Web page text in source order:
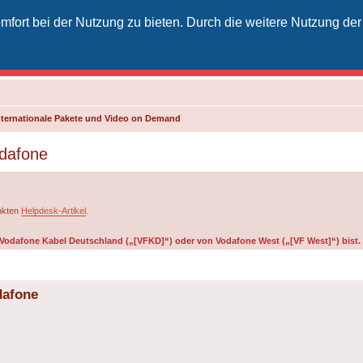
bei der Nutzung zu bieten. Durch die weitere Nutzung
Pakete und Video on Demand
Helpdesk-Artikel
Kabel Deutschland („[VFKD]“) oder von Vodafone West („[VF West]“) bist.